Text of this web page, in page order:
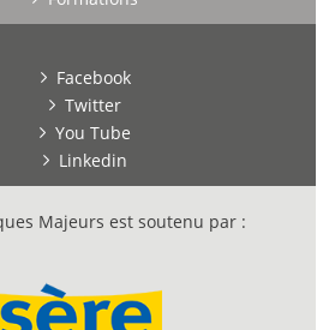
Facebook
Twitter
You Tube
Linkedin
Majeurs est soutenu par :